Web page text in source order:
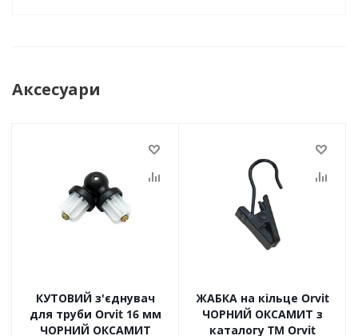
Аксесуари
КУТОВИЙ з'єднувач
для труби Orvit 16 мм
ЧОРНИЙ ОКСАМИТ
ЖАБКА на кільце Orvit
ЧОРНИЙ ОКСАМИТ з
каталогу TM Orvit